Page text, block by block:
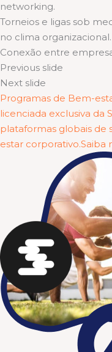
networking.
Torneios e ligas sob
no clima organizacional.
Conexão entre
Previous slide
Next slide
Programas de Bem-
licenciada exclusiva da
plataformas globais de
estar corporativo.Saiba